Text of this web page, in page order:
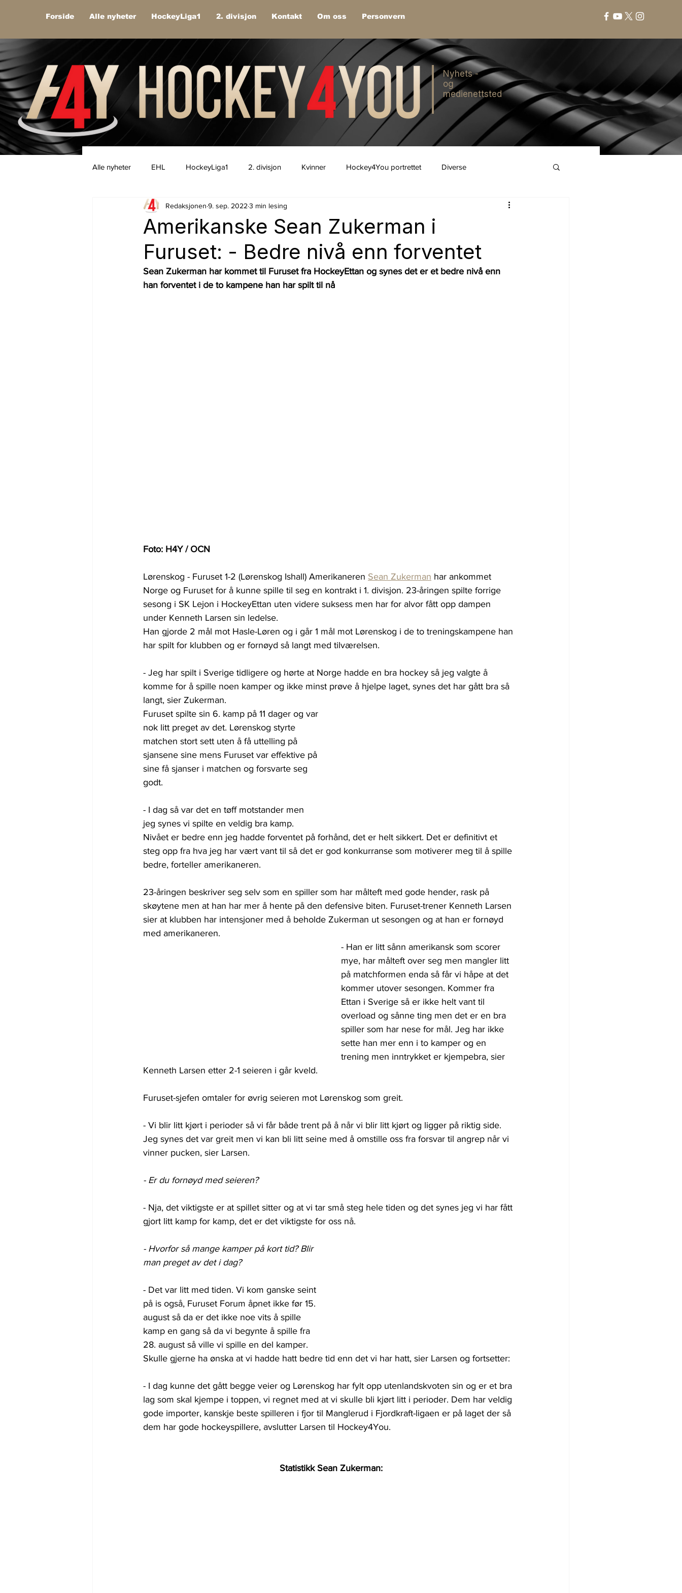
Forside Alle nyheter HockeyLiga1 2. divisjon Kontakt Om oss Personvern
Nyhets -
og
medienettsted
Alle nyheter EHL HockeyLiga1 2. divisjon Kvinner Hockey4You portrettet Diverse
Amerikanske Sean Zukerman i
Furuset: - Bedre nivå enn forventet
Redaksjonen 9. sep. 2022 3 min lesing
Sean Zukerman har kommet til Furuset fra HockeyEttan og synes det er et bedre nivå enn
han forventet i de to kampene han har spilt til nå
Foto: H4Y / OCN
Lørenskog - Furuset 1-2 (Lørenskog Ishall) Amerikaneren Sean Zukerman har ankommet
Norge og Furuset for å kunne spille til seg en kontrakt i 1. divisjon. 23-åringen spilte forrige
sesong i SK Lejon i HockeyEttan uten videre suksess men har for alvor fått opp dampen
under Kenneth Larsen sin ledelse.
Han gjorde 2 mål mot Hasle-Løren og i går 1 mål mot Lørenskog i de to treningskampene han
har spilt for klubben og er fornøyd så langt med tilværelsen.
- Jeg har spilt i Sverige tidligere og hørte at Norge hadde en bra hockey så jeg valgte å
komme for å spille noen kamper og ikke minst prøve å hjelpe laget, synes det har gått bra så
langt, sier Zukerman.
Furuset spilte sin 6. kamp på 11 dager og var
nok litt preget av det. Lørenskog styrte
matchen stort sett uten å få uttelling på
sjansene sine mens Furuset var effektive på
sine få sjanser i matchen og forsvarte seg
godt.
- I dag så var det en tøff motstander men
jeg synes vi spilte en veldig bra kamp.
Nivået er bedre enn jeg hadde forventet på forhånd, det er helt sikkert. Det er definitivt et
steg opp fra hva jeg har vært vant til så det er god konkurranse som motiverer meg til å spille
bedre, forteller amerikaneren.
23-åringen beskriver seg selv som en spiller som har målteft med gode hender, rask på
skøytene men at han har mer å hente på den defensive biten. Furuset-trener Kenneth Larsen
sier at klubben har intensjoner med å beholde Zukerman ut sesongen og at han er fornøyd
med amerikaneren.
- Han er litt sånn amerikansk som scorer
mye, har målteft over seg men mangler litt
på matchformen enda så får vi håpe at det
kommer utover sesongen. Kommer fra
Ettan i Sverige så er ikke helt vant til
overload og sånne ting men det er en bra
spiller som har nese for mål. Jeg har ikke
sette han mer enn i to kamper og en
trening men inntrykket er kjempebra, sier
Kenneth Larsen etter 2-1 seieren i går kveld.
Furuset-sjefen omtaler for øvrig seieren mot Lørenskog som greit.
- Vi blir litt kjørt i perioder så vi får både trent på å når vi blir litt kjørt og ligger på riktig side.
Jeg synes det var greit men vi kan bli litt seine med å omstille oss fra forsvar til angrep når vi
vinner pucken, sier Larsen.
- Er du fornøyd med seieren?
- Nja, det viktigste er at spillet sitter og at vi tar små steg hele tiden og det synes jeg vi har fått
gjort litt kamp for kamp, det er det viktigste for oss nå.
- Hvorfor så mange kamper på kort tid? Blir
man preget av det i dag?
- Det var litt med tiden. Vi kom ganske seint
på is også, Furuset Forum åpnet ikke før 15.
august så da er det ikke noe vits å spille
kamp en gang så da vi begynte å spille fra
28. august så ville vi spille en del kamper.
Skulle gjerne ha ønska at vi hadde hatt bedre tid enn det vi har hatt, sier Larsen og fortsetter:
- I dag kunne det gått begge veier og Lørenskog har fylt opp utenlandskvoten sin og er et bra
lag som skal kjempe i toppen, vi regnet med at vi skulle bli kjørt litt i perioder. Dem har veldig
gode importer, kanskje beste spilleren i fjor til Manglerud i Fjordkraft-ligaen er på laget der så
dem har gode hockeyspillere, avslutter Larsen til Hockey4You.
Statistikk Sean Zukerman: